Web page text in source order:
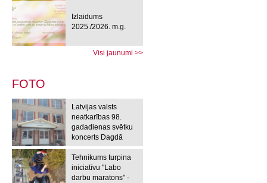
Izlaidums
2025./2026. m.g.
Visi jaunumi >>
FOTO
Latvijas valsts
neatkarības 98.
gadadienas svētku
koncerts Dagdā
Tehnikums turpina
iniciatīvu "Labo
darbu maratons" -